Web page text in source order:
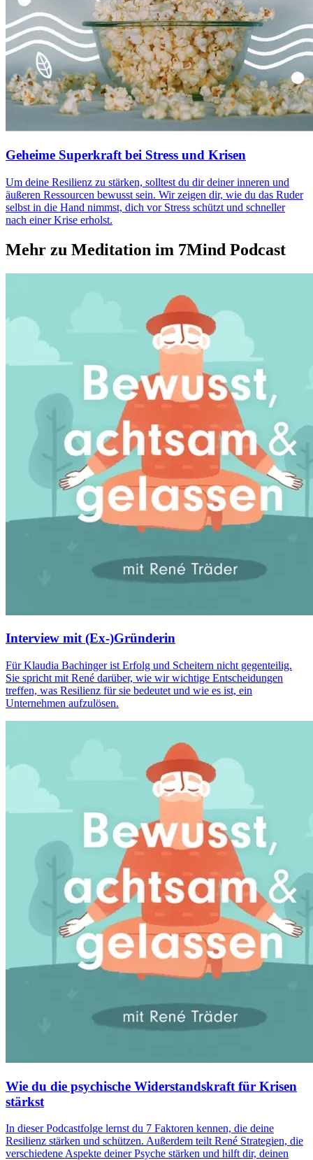
Geheime Superkraft bei Stress und Krisen
Um deine Resilienz zu stärken, solltest du dir deiner inneren und
äußeren Ressourcen bewusst sein. Wir zeigen dir, wie du das Ruder
selbst in die Hand nimmst, dich vor Stress schützt und schneller
nach einer Krise erholst.
Mehr zu Meditation im 7Mind Podcast
Interview mit (Ex-)Gründerin
Für Klaudia Bachinger ist Erfolg und Scheitern nicht gegenteilig.
Sie spricht mit René darüber, wie wir wichtige Entscheidungen
treffen, was Resilienz für sie bedeutet und wie es ist, ein
Unternehmen aufzulösen.
Wie du die psychische Widerstandskraft für Krisen
stärkst
In dieser Podcastfolge lernst du 7 Faktoren kennen, die deine
Resilienz stärken und schützen. Außerdem teilt René Strategien, die
verschiedene Aspekte deiner Psyche stärken und hilft dir, deinen